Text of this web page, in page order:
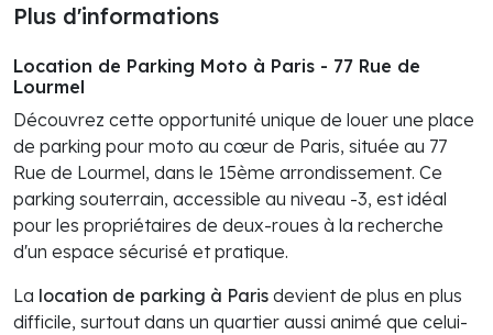
Plus d'informations
Location de Parking Moto à Paris - 77 Rue de
Lourmel
Découvrez cette opportunité unique de louer une place
de parking pour moto au cœur de Paris, située au 77
Rue de Lourmel, dans le 15ème arrondissement. Ce
parking souterrain, accessible au niveau -3, est idéal
pour les propriétaires de deux-roues à la recherche
d'un espace sécurisé et pratique.
La location de parking à Paris devient de plus en plus
difficile, surtout dans un quartier aussi animé que celui-